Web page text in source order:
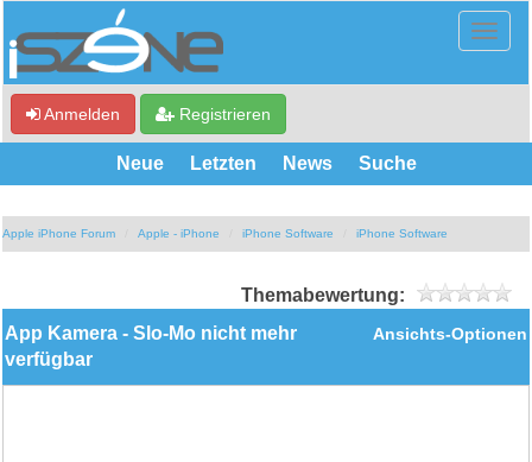
Anmelden Registrieren
Neue Letzten News Suche
Apple iPhone Forum Apple - iPhone iPhone Software iPhone Software
Themabewertung:
Ansichts-Optionen
App Kamera - Slo-Mo nicht mehr
verfügbar